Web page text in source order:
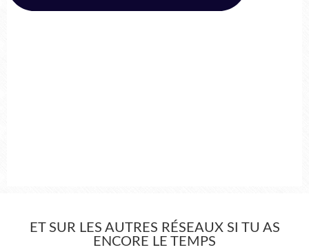
ET SUR LES AUTRES RÉSEAUX SI TU AS
ENCORE LE TEMPS